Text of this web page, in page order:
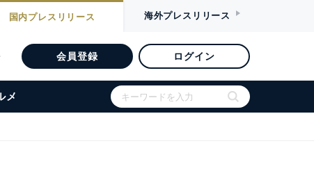
国内プレスリリース 海外プレスリリース
会員登録 ログイン
メ